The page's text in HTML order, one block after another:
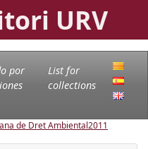
URV
por
List for
collections
de Dret Ambiental2011